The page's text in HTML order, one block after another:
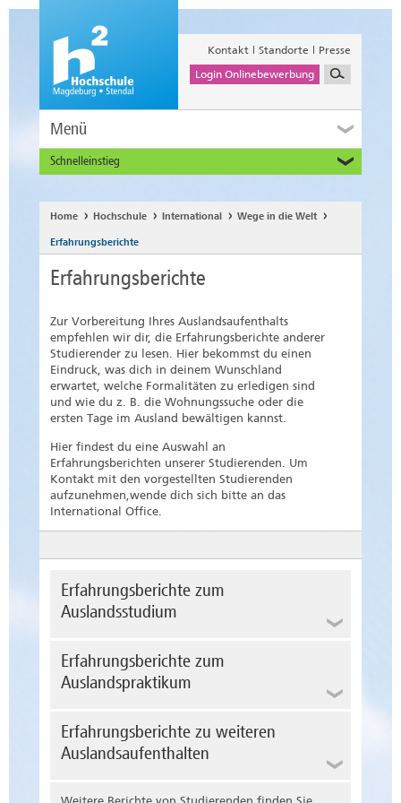
Kontakt Standorte
Presse
Login Onlinebewerbung
Menü
Schnelleinstieg
Alumni
Unternehmen und Institutionen
Studierende
Beschäftigte
Home Hochschule International Wege in die Welt
Erfahrungsberichte
Erfahrungsberichte
Zur Vorbereitung Ihres Auslandsaufenthalts
empfehlen wir dir, die Erfahrungsberichte anderer
Studierender zu lesen. Hier bekommst du einen
Eindruck, was dich in deinem Wunschland
erwartet, welche Formalitäten zu erledigen sind
und wie du z. B. die Wohnungssuche oder die
ersten Tage im Ausland bewältigen kannst.
Hier findest du eine Auswahl an
Erfahrungsberichten unserer Studierenden. Um
Kontakt mit den vorgestellten Studierenden
aufzunehmen,wende dich sich bitte an das
International Office.
Erfahrungsberichte zum
Auslandsstudium
Annalena ging in die USA
Sie berichtet über ihren Studienaufenthalt
im Rahmen ihres Studiums Industrial Design
an der an der Bemidji State Universität im
Dana ging in die USA
Die Journalismus-Studentin berichtet über
ihr Ausladssemester an der
Erfahrungsberichte zum
Auslandspraktikum
Christina ging nach Spanien
Die Journalismus-Studentin verbrachte drei
Monate in der Nähe von Alicante bei der
Erfahrungsberichte zu weiteren
Auslandsaufenthalten